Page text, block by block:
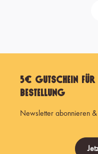
5€ Gutschein für
Bestellung
Newsletter abonnieren